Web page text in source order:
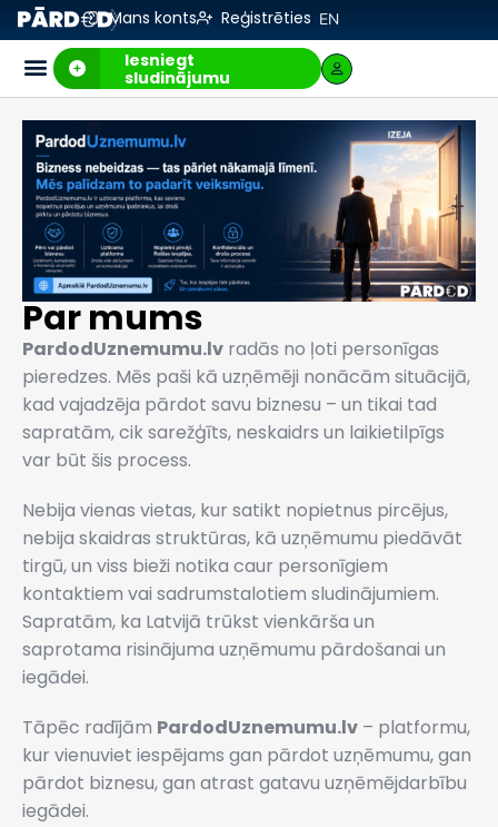
Mans konts Reģistrēties EN
Iesniegt
sludinājumu
Par mums
PardodUznemumu.lv radās no ļoti personīgas
pieredzes. Mēs paši kā uzņēmēji nonācām situācijā,
kad vajadzēja pārdot savu biznesu – un tikai tad
sapratām, cik sarežģīts, neskaidrs un laikietilpīgs
var būt šis process.
Nebija vienas vietas, kur satikt nopietnus pircējus,
nebija skaidras struktūras, kā uzņēmumu piedāvāt
tirgū, un viss bieži notika caur personīgiem
kontaktiem vai sadrumstalotiem sludinājumiem.
Sapratām, ka Latvijā trūkst vienkārša un
saprotama risinājuma uzņēmumu pārdošanai un
iegādei.
Tāpēc radījām PardodUznemumu.lv – platformu,
kur vienuviet iespējams gan pārdot uzņēmumu, gan
pārdot biznesu, gan atrast gatavu uzņēmējdarbību
iegādei.